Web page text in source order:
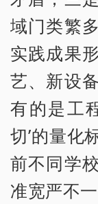
域门类繁
实践成果
艺、新设
有的是工
切’的量化
前不同学
准宽严不